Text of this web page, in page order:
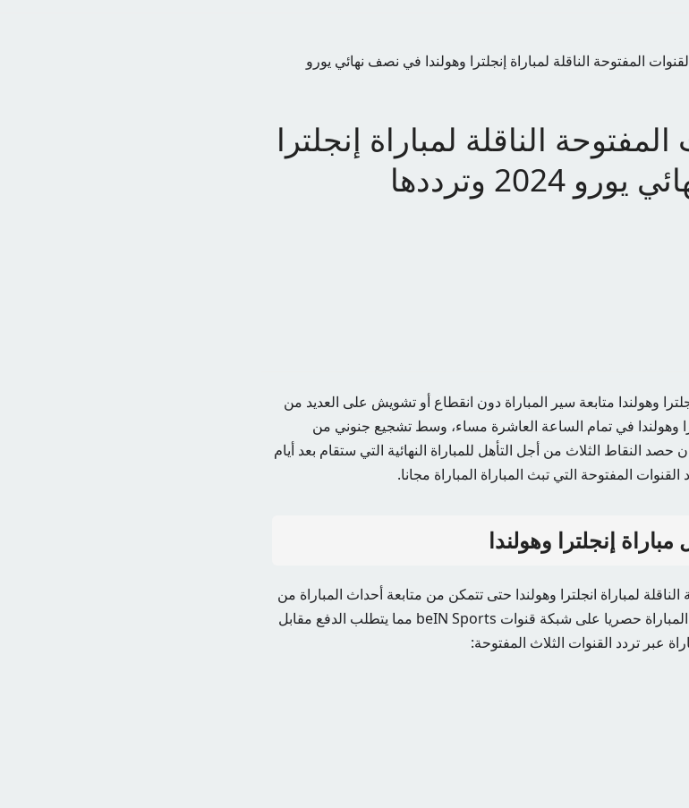
القنوات المفتوحة الناقلة لمباراة إنجلترا وهولندا في نصف نهائي يورو
المفتوحة الناقلة لمباراة إنجلترا
وترددها
وهولندا متابعة سير المباراة دون انقطاع أو تشويش على العديد من
وهولندا في تمام الساعة العاشرة مساء، وسط تشجيع جنوني من
حصد النقاط الثلاث من أجل التأهل للمباراة النهائية التي ستقام بعد أيام
المفتوحة التي تبث المباراة المباراة مجانا.
إنجلترا وهولندا
لمباراة انجلترا وهولندا حتى تتمكن من متابعة أحداث المباراة من
منزلك دون دفع أي تكاليف حيث سيتم بث المباراة حصريا على شبكة قنوات beIN Sports مما يتطلب الدفع مقابل
عبر تردد القنوات الثلاث المفتوحة: